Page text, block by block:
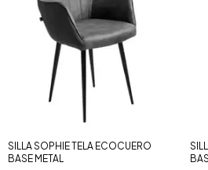
SILLA SOPHIE TELA ECOCUERO
BASE METAL